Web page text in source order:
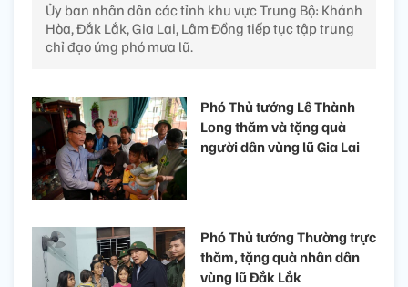
Ủy ban nhân dân các tỉnh khu vực Trung Bộ: Khánh
Hòa, Đắk Lắk, Gia Lai, Lâm Đồng tiếp tục tập trung
chỉ đạo ứng phó mưa lũ.
Phó Thủ tướng Lê Thành
Long thăm và tặng quà
người dân vùng lũ Gia Lai
Phó Thủ tướng Thường trực
thăm, tặng quà nhân dân
vùng lũ Đắk Lắk